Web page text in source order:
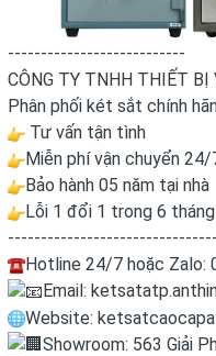
---------------------------
CÔNG TY TNHH THIẾT
Phân phối két sắt chính
Tư vấn tận tình
Miễn phí vận chuyển 24/
Bảo hành 05 năm tại nhà
Lỗi 1 đổi 1 trong 6 tháng
Hotline 24/7 hoặc Zalo:
Email:
Website:
Showroom: 563 Giải